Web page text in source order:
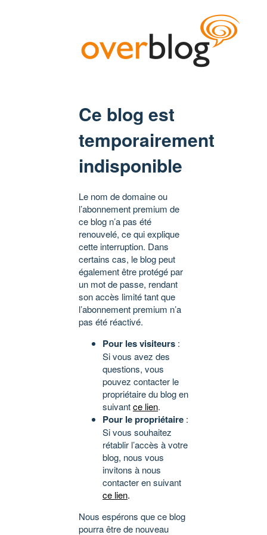
Ce blog est
temporairement
indisponible
Le nom de domaine ou
l’abonnement premium de
ce blog n’a pas été
renouvelé, ce qui explique
cette interruption. Dans
certains cas, le blog peut
également être protégé par
un mot de passe, rendant
son accès limité tant que
l’abonnement premium n’a
pas été réactivé.
Pour les visiteurs :
Si vous avez des
questions, vous
pouvez contacter le
propriétaire du blog en
suivantce lien.
Pour le propriétaire :
Si vous souhaitez
rétablir l’accès à votre
blog, nous vous
invitons à nous
contacter en suivant
ce lien.
Nous espérons que ce blog
pourra être de nouveau